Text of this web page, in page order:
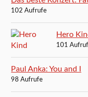
102 Aufrufe
Hero
101
Paul Anka: You and I
98 Aufrufe